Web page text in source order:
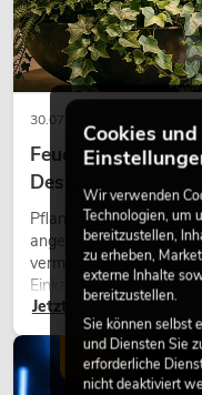
30.07.2026
Feuerhemmende
Design perfekt
Pflanzen machen
angenehme
vermitteln
Einkaufszentren,
eine hochwertige
modernen
Jetzt lesen
LICHT
Cookies
Wir verwenden
Technologien, um
bereitzustellen,
zu erheben,
externe Inhalte
bereitzustellen.
Sie können selbst
und Diensten Sie
erforderliche
nicht deaktiviert